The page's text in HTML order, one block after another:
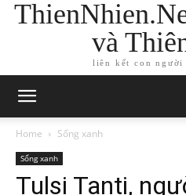
và
liên kết con người
Home Sống xanh
Sống xanh
Tulsi Tanti,